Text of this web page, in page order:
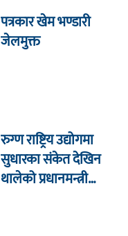
पत्रकार खेम भण्डारी
जेलमुक्त
रुग्ण राष्ट्रिय उद्योगमा
सुधारका संकेत देखिन
थालेको प्रधानमन्त्री